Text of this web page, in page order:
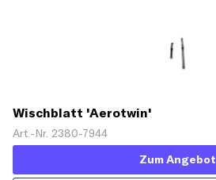
Wischblatt 'Aerotwin'
Art.-Nr. 2380-7944
Zum Angebot